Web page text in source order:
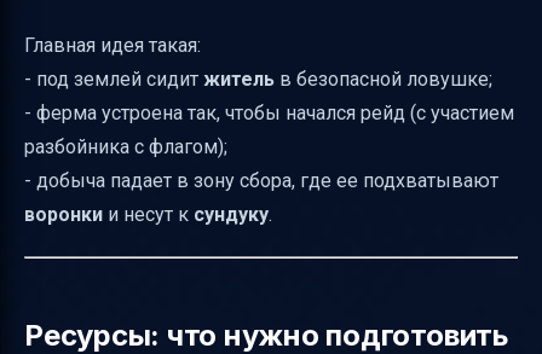
Главная идея такая:
- под землей сидит житель в безопасной ловушке;
- ферма устроена так, чтобы начался рейд (с участием
разбойника с флагом);
- добыча падает в зону сбора, где ее подхватывают
воронки и несут к сундуку.
Ресурсы: что нужно подготовить